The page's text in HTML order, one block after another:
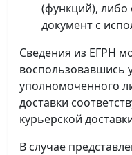
(функций), либо
документ с
Сведения из ЕГРН
воспользовавшись
уполномоченного
доставки
курьерской
В случае